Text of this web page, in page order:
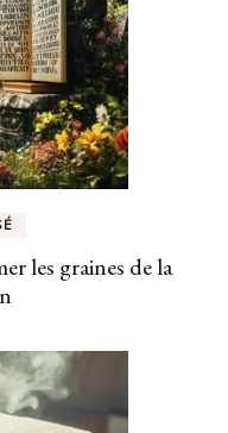
les graines de la